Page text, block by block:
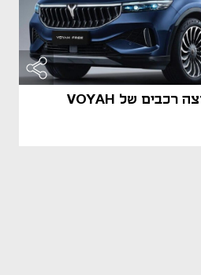
מטרו מוטור תייבא ארצה רכבים של VOYAH